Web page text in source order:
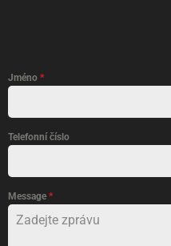
Jméno *
Telefonní číslo
Message *